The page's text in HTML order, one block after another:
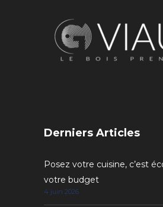
Derniers Articles
Posez votre cuisine, c’est
votre budget
4 juin 2026